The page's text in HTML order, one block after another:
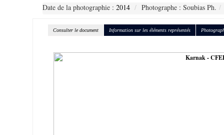
Date de la photographie : 2014 Photographe : Soubias Ph.
Consulter le document Information sur les éléments représentés